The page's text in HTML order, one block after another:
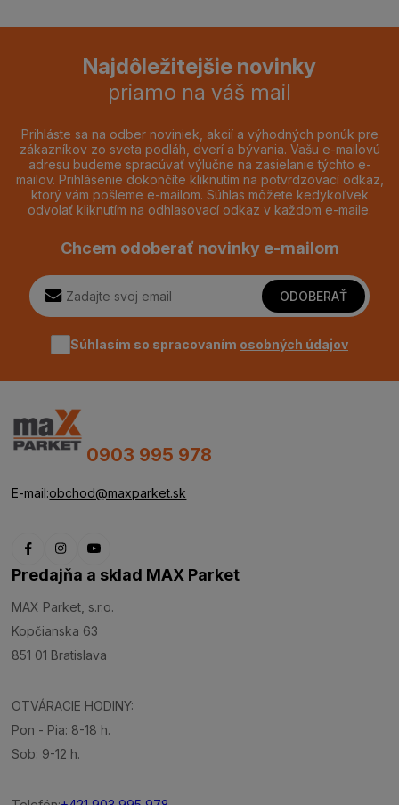
Najdôležitejšie novinky
priamo na váš mail
Prihláste sa na odber noviniek, akcií a výhodných ponúk pre
zákazníkov zo sveta podláh, dverí a bývania. Vašu e-mailovú
adresu budeme spracúvať výlučne na zasielanie týchto e-
mailov. Prihlásenie dokončíte kliknutím na potvrdzovací odkaz,
ktorý vám pošleme e-mailom. Súhlas môžete kedykoľvek
odvolať kliknutím na odhlasovací odkaz v každom e-maile.
Chcem odoberať novinky e-mailom
ODOBERAŤ
Súhlasím so spracovaním osobných údajov
0903 995 978
E-mail:obchod@maxparket.sk
Predajňa a sklad MAX Parket
MAX Parket, s.r.o.
Kopčianska 63
851 01 Bratislava
OTVÁRACIE HODINY:
Pon - Pia: 8-18 h.
Sob: 9-12 h.